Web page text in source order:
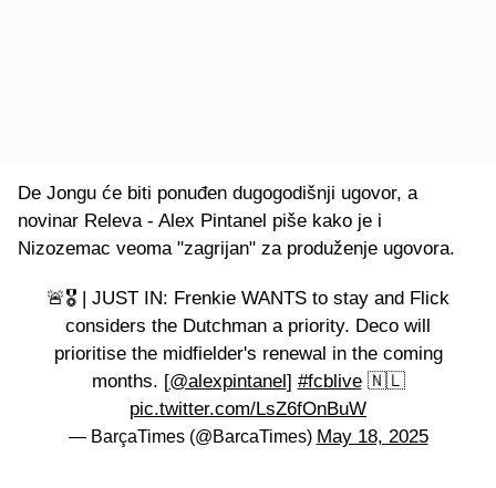
De Jongu će biti ponuđen dugogodišnji ugovor, a
novinar Releva - Alex Pintanel piše kako je i
Nizozemac veoma "zagrijan" za produženje ugovora.
🚨🎖️ | JUST IN: Frenkie WANTS to stay and Flick
considers the Dutchman a priority. Deco will
prioritise the midfielder's renewal in the coming
months. [@alexpintanel] #fcblive🇳🇱
pic.twitter.com/LsZ6fOnBuW
— BarçaTimes (@BarcaTimes) May 18, 2025